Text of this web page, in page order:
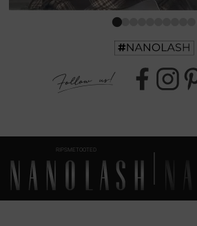
RIPSMETOOTED